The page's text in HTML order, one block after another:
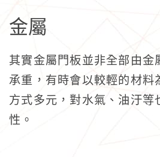
金屬
其實金屬門板並非全部由金
承重，有時會以較輕的材料
方式多元，對水氣、油汙等
性。